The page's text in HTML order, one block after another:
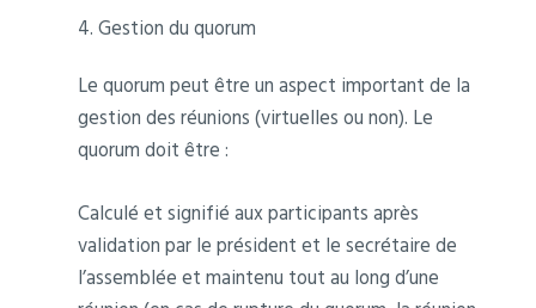
4. Gestion du quorum
Le quorum peut être un aspect important de la
gestion des réunions (virtuelles ou non). Le
quorum doit être :
Calculé et signifié aux participants après
validation par le président et le secrétaire de
l’assemblée et maintenu tout au long d’une